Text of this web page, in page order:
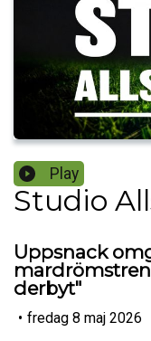
Play
Studio
Uppsnack
derbyt"
• fredag 8 maj 2026